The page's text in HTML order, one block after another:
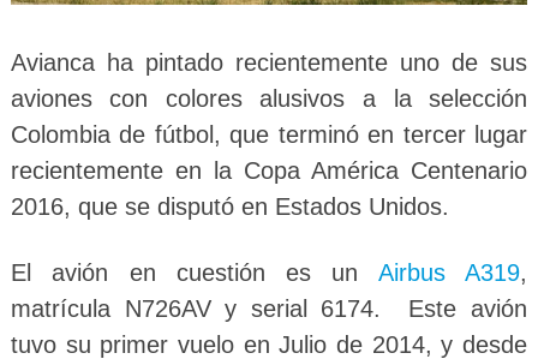
Avianca ha pintado recientemente uno de sus
aviones con colores alusivos a la selección
Colombia de fútbol, que terminó en tercer lugar
recientemente en la Copa América Centenario
2016, que se disputó en Estados Unidos.
El avión en cuestión es un Airbus A319,
matrícula N726AV y serial 6174. Este avión
tuvo su primer vuelo en Julio de 2014, y desde